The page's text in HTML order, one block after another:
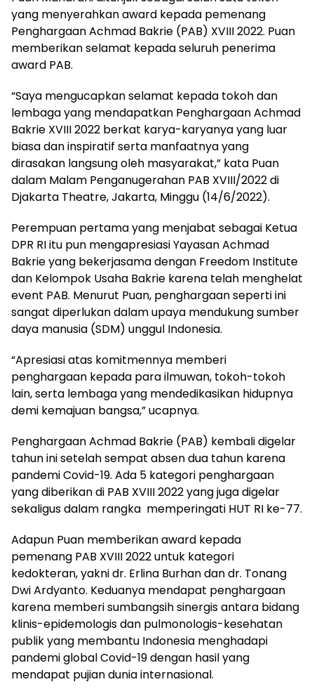
yang menyerahkan award kepada pemenang
Penghargaan Achmad Bakrie (PAB) XVIII 2022. Puan
memberikan selamat kepada seluruh penerima
award PAB.
“Saya mengucapkan selamat kepada tokoh dan
lembaga yang mendapatkan Penghargaan Achmad
Bakrie XVIII 2022 berkat karya-karyanya yang luar
biasa dan inspiratif serta manfaatnya yang
dirasakan langsung oleh masyarakat,” kata Puan
dalam Malam Penganugerahan PAB XVIII/2022 di
Djakarta Theatre, Jakarta, Minggu (14/6/2022).
Perempuan pertama yang menjabat sebagai Ketua
DPR RI itu pun mengapresiasi Yayasan Achmad
Bakrie yang bekerjasama dengan Freedom Institute
dan Kelompok Usaha Bakrie karena telah menghelat
event PAB. Menurut Puan, penghargaan seperti ini
sangat diperlukan dalam upaya mendukung sumber
daya manusia (SDM) unggul Indonesia.
“Apresiasi atas komitmennya memberi
penghargaan kepada para ilmuwan, tokoh-tokoh
lain, serta lembaga yang mendedikasikan hidupnya
demi kemajuan bangsa,” ucapnya.
Penghargaan Achmad Bakrie (PAB) kembali digelar
tahun ini setelah sempat absen dua tahun karena
pandemi Covid-19. Ada 5 kategori penghargaan
yang diberikan di PAB XVIII 2022 yang juga digelar
sekaligus dalam rangka memperingati HUT RI ke-77.
Adapun Puan memberikan award kepada
pemenang PAB XVIII 2022 untuk kategori
kedokteran, yakni dr. Erlina Burhan dan dr. Tonang
Dwi Ardyanto. Keduanya mendapat penghargaan
karena memberi sumbangsih sinergis antara bidang
klinis-epidemologis dan pulmonologis-kesehatan
publik yang membantu Indonesia menghadapi
pandemi global Covid-19 dengan hasil yang
mendapat pujian dunia internasional.